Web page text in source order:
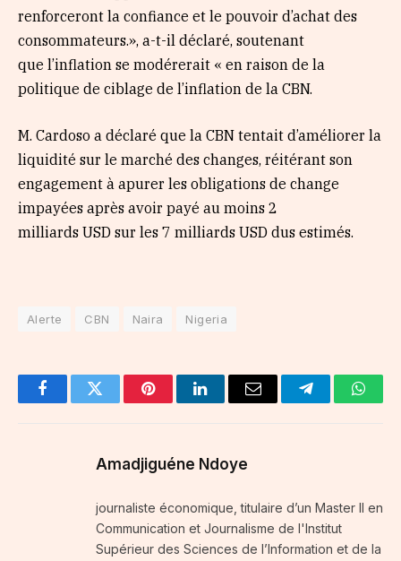
renforceront la confiance et le pouvoir d’achat des
consommateurs.», a-t-il déclaré, soutenant
que l’inflation se modérerait « en raison de la
politique de ciblage de l’inflation de la CBN.
M. Cardoso a déclaré que la CBN tentait d’améliorer la
liquidité sur le marché des changes, réitérant son
engagement à apurer les obligations de change
impayées après avoir payé au moins 2
milliards USD sur les 7 milliards USD dus estimés.
Alerte CBN Naira Nigeria
FacebookTwitter PinterestLinkedInEmail Telegram
Amadjiguéne Ndoye
journaliste économique, titulaire d’un Master II en
Communication et Journalisme de l'Institut
Supérieur des Sciences de l’Information et de la